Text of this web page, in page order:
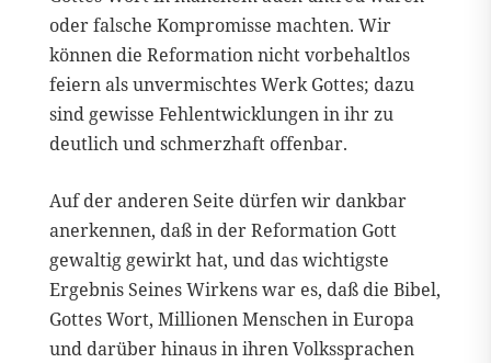
oder falsche Kompromisse machten. Wir
können die Reformation nicht vorbehaltlos
feiern als unvermischtes Werk Gottes; dazu
sind gewisse Fehlentwicklungen in ihr zu
deutlich und schmerzhaft offenbar.
Auf der anderen Seite dürfen wir dankbar
anerkennen, daß in der Reformation Gott
gewaltig gewirkt hat, und das wichtigste
Ergebnis Seines Wirkens war es, daß die Bibel,
Gottes Wort, Millionen Menschen in Europa
und darüber hinaus in ihren Volkssprachen